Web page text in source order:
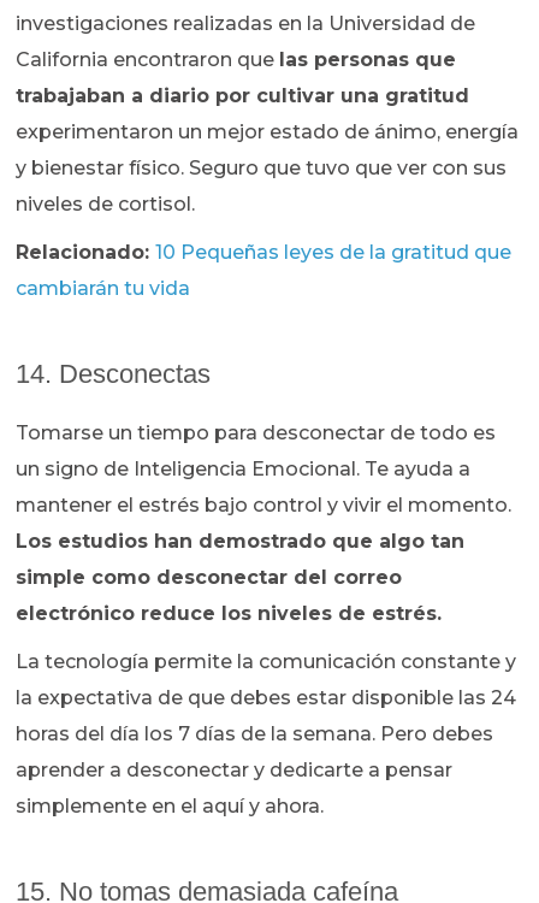
investigaciones realizadas en la Universidad de
California encontraron que las personas que
trabajaban a diario por cultivar una gratitud
experimentaron un mejor estado de ánimo, energía
y bienestar físico. Seguro que tuvo que ver con sus
niveles de cortisol.
Relacionado:10 Pequeñas leyes de la gratitud que
cambiarán tu vida
14. Desconectas
Tomarse un tiempo para desconectar de todo es
un signo de Inteligencia Emocional. Te ayuda a
mantener el estrés bajo control y vivir el momento.
Los estudios han demostrado que algo tan
simple como desconectar del correo
electrónico reduce los niveles de estrés.
La tecnología permite la comunicación constante y
la expectativa de que debes estar disponible las 24
horas del día los 7 días de la semana. Pero debes
aprender a desconectar y dedicarte a pensar
simplemente en el aquí y ahora.
15. No tomas demasiada cafeína